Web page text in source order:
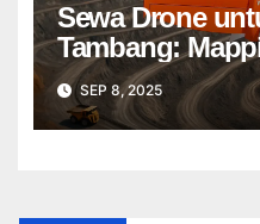
Sewa Drone
Tambang:
Profesional
SEP 8, 2025